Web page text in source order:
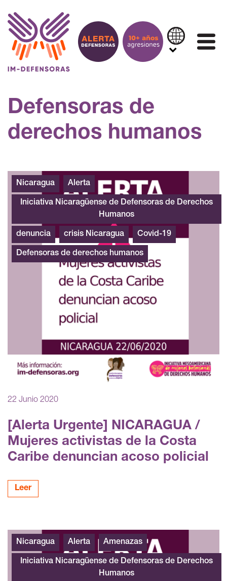
Defensoras de
derechos humanos
Alerta Nicaragua 220620
22 Junio 2020
[Alerta Urgente] NICARAGUA /
Mujeres activistas de la Costa
Caribe denuncian acoso policial
Leer
Nicaragua Alerta
Iniciativa Nicaragüense de Defensoras de Derechos
Humanos
denuncia crisis Nicaragua Covid-19
Defensoras de derechos humanos
Alerta Urgente Nicaragua junio 20202
Nicaragua Alerta Amenazas
Iniciativa Nicaragüense de Defensoras de Derechos
Humanos